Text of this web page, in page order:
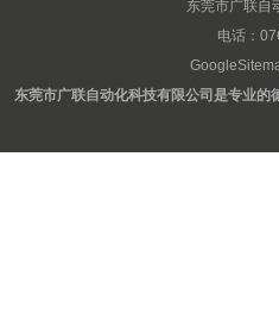
东莞市广联自
电话：
东莞市广联自动化科技有限公司是专业